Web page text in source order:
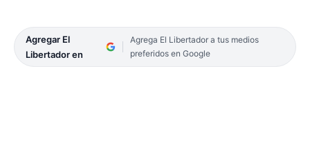
Agregar El
Libertador en
Agrega El Libertador a tus medios
preferidos en Google